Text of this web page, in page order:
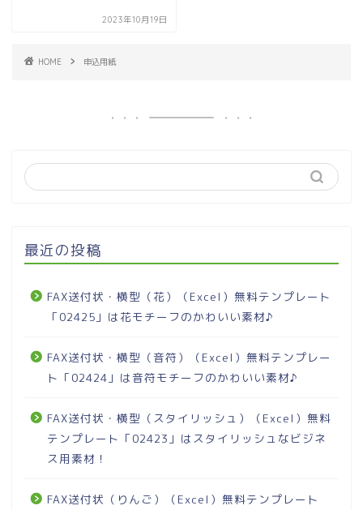
2023年10月19日
HOME 申込用紙
最近の投稿
FAX送付状・横型（花）（Excel）無料テンプレート
「02425」は花モチーフのかわいい素材♪
FAX送付状・横型（音符）（Excel）無料テンプレー
ト「02424」は音符モチーフのかわいい素材♪
FAX送付状・横型（スタイリッシュ）（Excel）無料
テンプレート「02423」はスタイリッシュなビジネ
ス用素材！
FAX送付状（りんご）（Excel）無料テンプレート